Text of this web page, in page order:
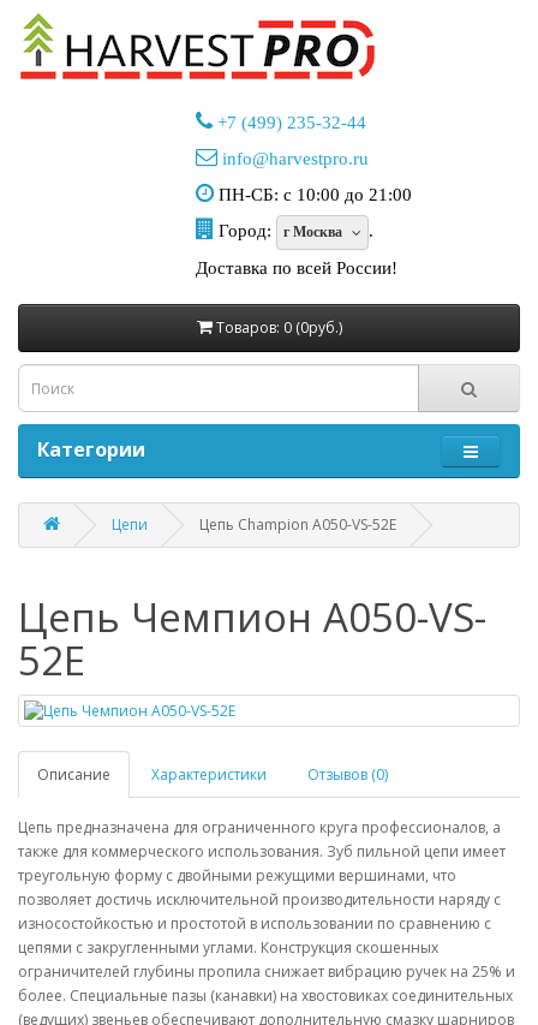
+7 (499) 235-32-44
info@harvestpro.ru
ПН-СБ: с 10:00 до 21:00
Город:
г Москва
.
Доставка по всей России!
Товаров: 0 (0руб.)
Категории
Цепи Цепь Champion A050-VS-52E
Цепь Чемпион A050-VS-
52E
Описание Характеристики Отзывов (0)
Цепь предназначена для ограниченного круга профессионалов, а
также для коммерческого использования. Зуб пильной цепи имеет
треугольную форму с двойными режущими вершинами, что
позволяет достичь исключительной производительности наряду с
износостойкостью и простотой в использовании по сравнению с
цепями с закругленными углами. Конструкция скошенных
ограничителей глубины пропила снижает вибрацию ручек на 25% и
более. Специальные пазы (канавки) на хвостовиках соединительных
(ведущих) звеньев обеспечивают дополнительную смазку шарниров